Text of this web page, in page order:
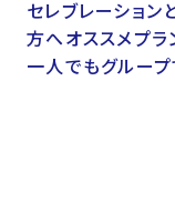
セレブレーショ
方へオススメプラ
一人でもグループ